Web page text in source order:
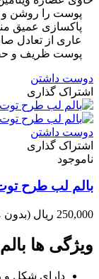
پوست را روشن و
پاکسازی عمیق
عاری از تعادل
پوست ظریف و
دوست داشتن
اشتراک گذاری
دوست داشتن
اشتراک گذاری
ناموجود
بالم لب طرح
250,000 ریال (بدون
ویژگی ها
دارای شکل و